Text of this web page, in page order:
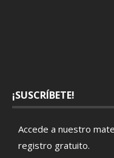
¡SUSCRÍBETE!
Accede a nuestro
registro gratuito.